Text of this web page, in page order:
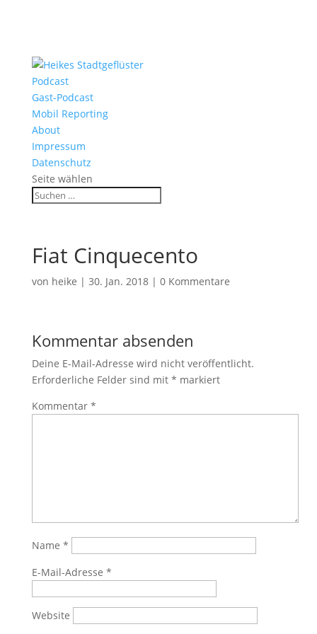
Podcast
Gast-Podcast
Mobil Reporting
About
Impressum
Datenschutz
Seite wählen
Fiat Cinquecento
von heike | 30. Jan. 2018| 0 Kommentare
Kommentar absenden
Deine E-Mail-Adresse wird nicht veröffentlicht.
Erforderliche Felder sind mit * markiert
Kommentar *
Name *
E-Mail-Adresse *
Website